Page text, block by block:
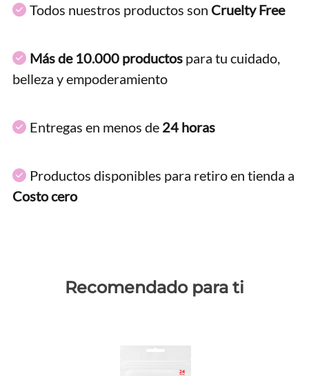
Todos nuestros productos son Cruelty Free
Más de 10.000 productos para tu cuidado,
belleza y empoderamiento
Entregas en menos de 24 horas
Productos disponibles para retiro en tienda a
Costo cero
Recomendado para ti